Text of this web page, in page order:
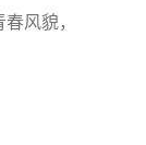
风貌，